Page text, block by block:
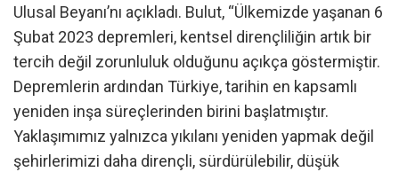
Ulusal Beyanı’nı açıkladı. Bulut, “Ülkemizde yaşanan 6
Şubat 2023 depremleri, kentsel dirençliliğin artık bir
tercih değil zorunluluk olduğunu açıkça göstermiştir.
Depremlerin ardından Türkiye, tarihin en kapsamlı
yeniden inşa süreçlerinden birini başlatmıştır.
Yaklaşımımız yalnızca yıkılanı yeniden yapmak değil
şehirlerimizi daha dirençli, sürdürülebilir, düşük